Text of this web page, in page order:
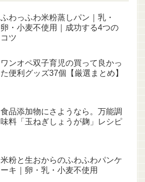
ふわっふわ米粉蒸しパン｜乳・
卵・小麦不使用｜成功する4つの
コツ
ワンオペ双子育児の買って良かっ
た便利グッズ37個【厳選まとめ】
食品添加物にさようなら。万能調
味料「玉ねぎしょうが麹」レシピ
米粉と生おからのふわふわパンケ
ーキ｜卵・乳・小麦不使用